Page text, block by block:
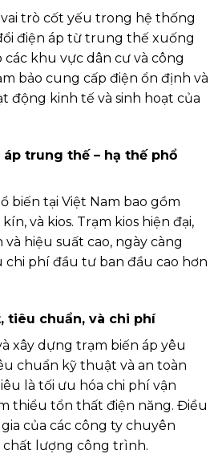
trò cốt yếu trong hệ thống
điện áp từ trung thế xuống
các khu vực dân cư và công
bảo cung cấp điện ổn định và
động kinh tế và sinh hoạt của
trung thế – hạ thế phổ
biến tại Việt Nam bao gồm
và kios. Trạm kios hiện đại,
hiệu suất cao, ngày càng
phí đầu tư ban đầu cao hơn
tiêu chuẩn, và chi phí
xây dựng trạm biến áp yêu
chuẩn kỹ thuật và an toàn
là tối ưu hóa chi phí vận
thiểu tổn thất điện năng. Điều
của các công ty chuyên
chất lượng công trình.